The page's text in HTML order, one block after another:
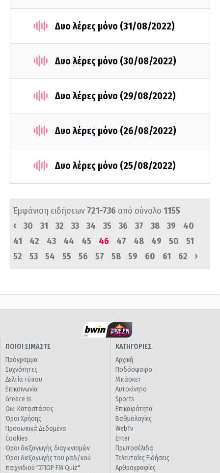
Δυο λέρες μόνο (31/08/2022)
Δυο λέρες μόνο (30/08/2022)
Δυο λέρες μόνο (29/08/2022)
Δυο λέρες μόνο (26/08/2022)
Δυο λέρες μόνο (25/08/2022)
Εμφάνιση ειδήσεων 721-736 από σύνολο 1155
‹
30 31 32 33 34 35 36 37 38 39
40
41
42 43 44 45 46 47 48 49 50
51
52
53 54 55 56 57 58 59 60 61 62 ›
ΠΟΙΟΙ ΕΙΜΑΣΤΕ
Πρόγραμμα
Συχνότητες
Δελτία τύπου
Επικοινωνία
Greece Is
Οικ. Καταστάσεις
Όροι Χρήσης
Προσωπικά Δεδομένα
Cookies
Όροι διεξαγωγής διαγωνισμών
Όροι διεξαγωγής του ραδ/κού
παιχνιδιού "ΣΠΟΡ FM Quiz"
ΚΑΤΗΓΟΡΙΕΣ
Αρχική
Ποδόσφαιρο
Μπάσκετ
Αυτοκίνητο
Sports
Επικαιρότητα
Βαθμολογίες
WebTv
Enter
Πρωτοσέλιδα
Τελευταίες Ειδήσεις
Αρθρογραφίες